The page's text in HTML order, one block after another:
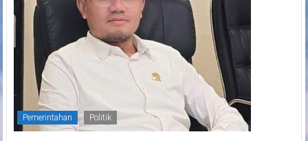
Pemerintahan Politik